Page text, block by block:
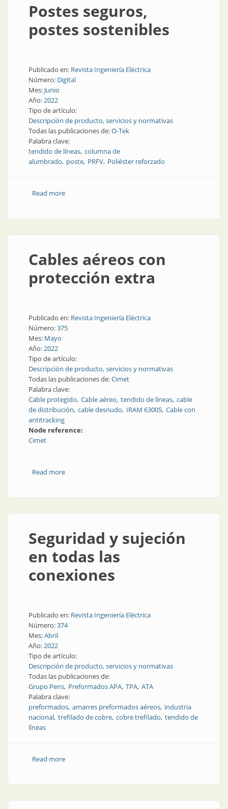
Postes seguros,
postes sostenibles
Publicado en: Revista Ingeniería Eléctrica
Número: Digital
Mes: Junio
Año:2022
Tipo de artículo:
Descripción de producto, servicios y normativas
Todas las publicaciones de:O-Tek
Palabra clave:
tendido de líneas columna de
alumbrado poste PRFV Poliéster reforzado
Read moreabout Postes seguros, postes sostenibles
Cables aéreos con
protección extra
Publicado en: Revista Ingeniería Eléctrica
Número:375
Mes: Mayo
Año:2022
Tipo de artículo:
Descripción de producto, servicios y normativas
Todas las publicaciones de:Cimet
Palabra clave:
Cable protegido Cable aéreo tendido de líneas cable
de distribución cable desnudo IRAM 63005 Cable con
antitracking
Node reference:
Cimet
Read moreabout Cables aéreos con protección extra
Seguridad y sujeción
en todas las
conexiones
Publicado en: Revista Ingeniería Eléctrica
Número:374
Mes:Abril
Año:2022
Tipo de artículo:
Descripción de producto, servicios y normativas
Todas las publicaciones de:
Grupo Pens Preformados APA TPA ATA
Palabra clave:
preformados amarres preformados aéreos industria
nacional trefilado de cobre cobre trefilado tendido de
líneas
Read moreabout Seguridad y sujeción en todas las conexiones